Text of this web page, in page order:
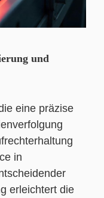
und
eine präzise
in
erleichtert die